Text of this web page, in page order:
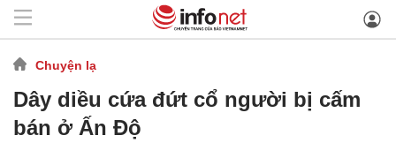
Chuyện lạ
Dây diều cứa đứt cổ người bị cấm
bán ở Ấn Độ